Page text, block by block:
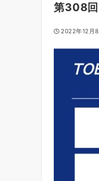
第308
2022年12月8